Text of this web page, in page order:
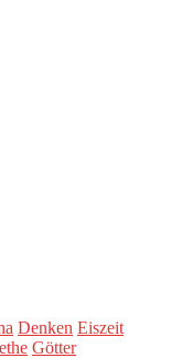
Denken Eiszeit
Götter